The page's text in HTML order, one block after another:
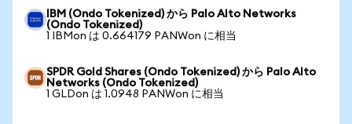
IBM (Ondo Tokenized) から Palo Alto Networks
(Ondo Tokenized)
1 IBMon は 0.664179 PANWon に相当
SPDR Gold Shares (Ondo Tokenized) から Palo Alto
Networks (Ondo Tokenized)
1 GLDon は 1.0948 PANWon に相当